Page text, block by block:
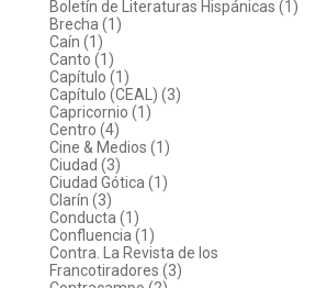
Boletín de Literaturas Hispánicas (1)
Brecha (1)
Caín (1)
Canto (1)
Capítulo (1)
Capítulo (CEAL) (3)
Capricornio (1)
Centro (4)
Cine & Medios (1)
Ciudad (3)
Ciudad Gótica (1)
Clarín (3)
Conducta (1)
Confluencia (1)
Contra. La Revista de los
Francotiradores (3)